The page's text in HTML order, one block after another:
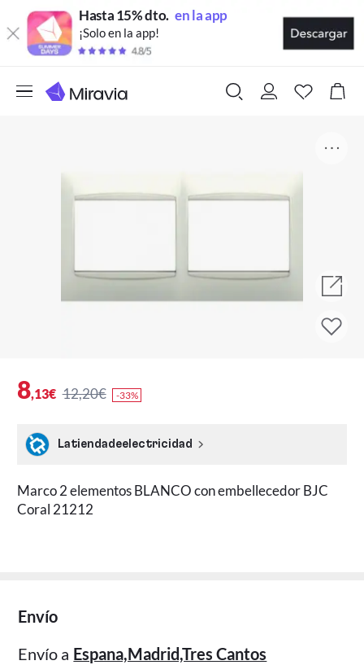
Hasta 15% dto. en la app
¡Solo en la app!
8,13€ 12,20€ -33%
Latiendadeelectricidad
Marco 2 elementos BLANCO con embellecedor BJC
Coral 21212
Envío
Envío a Espana,Madrid,Tres Cantos